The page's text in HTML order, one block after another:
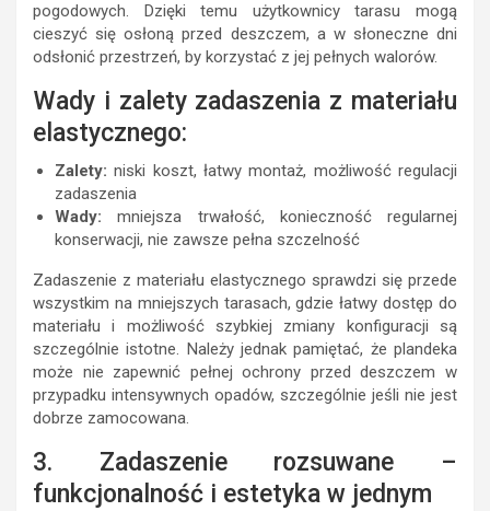
pogodowych. Dzięki temu użytkownicy tarasu mogą
cieszyć się osłoną przed deszczem, a w słoneczne dni
odsłonić przestrzeń, by korzystać z jej pełnych walorów.
Wady i zalety zadaszenia z materiału
elastycznego:
Zalety: niski koszt, łatwy montaż, możliwość regulacji
zadaszenia
Wady: mniejsza trwałość, konieczność regularnej
konserwacji, nie zawsze pełna szczelność
Zadaszenie z materiału elastycznego sprawdzi się przede
wszystkim na mniejszych tarasach, gdzie łatwy dostęp do
materiału i możliwość szybkiej zmiany konfiguracji są
szczególnie istotne. Należy jednak pamiętać, że plandeka
może nie zapewnić pełnej ochrony przed deszczem w
przypadku intensywnych opadów, szczególnie jeśli nie jest
dobrze zamocowana.
3. Zadaszenie rozsuwane –
funkcjonalność i estetyka w jednym